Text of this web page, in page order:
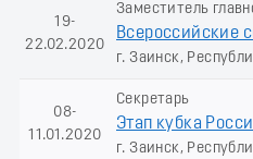
19-
22.02.2020
Заместитель
Всероссийские
г. Заинск,
08-
11.01.2020
Секретарь
Этап кубка
г. Заинск,